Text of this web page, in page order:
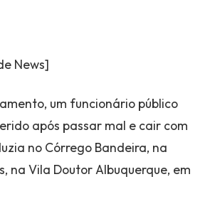
News]
um funcionário público
após passar mal e cair com
no Córrego Bandeira, na
na Vila Doutor Albuquerque, em